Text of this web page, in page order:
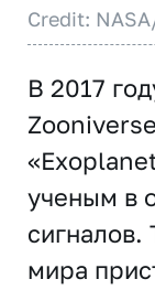
Credit:
В 2017
ученым в
сигналов.
мира